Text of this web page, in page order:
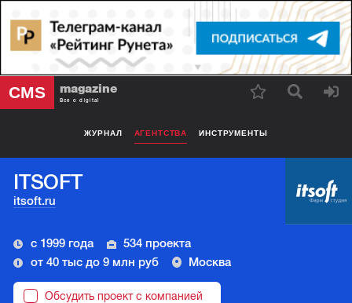
CMS magazine
Все о digital
ЖУРНАЛ АГЕНТСТВА ИНСТРУМЕНТЫ
ITSOFT
itsoft.ru
с 1999 года
534 проекта
от 40 тыс до 9 млн руб
Москва
Обсудить проект с компанией